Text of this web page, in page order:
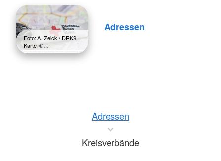
Foto: A. Zelck / DRKS,
Karte: ©…
Adressen
Adressen
Kreisverbände